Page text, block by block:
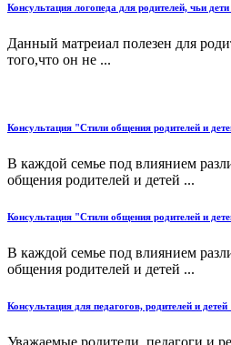
Консультация логопеда для родителей, чьи
Данный матреиал полезен для
того,что он не ...
Консультация "Стили общения родителей и
В каждой семье под влиянием
общения родителей и детей ...
Консультация "Стили общения родителей и
В каждой семье под влиянием
общения родителей и детей ...
Консультация для педагогов, родителей и
Уважаемые родители, педагоги и